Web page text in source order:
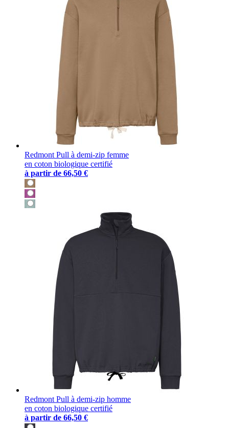
Redmont Pull à demi-zip femme
en coton biologique certifié
à partir de 66,50 €
Redmont Pull à demi-zip homme
en coton biologique certifié
à partir de 66,50 €